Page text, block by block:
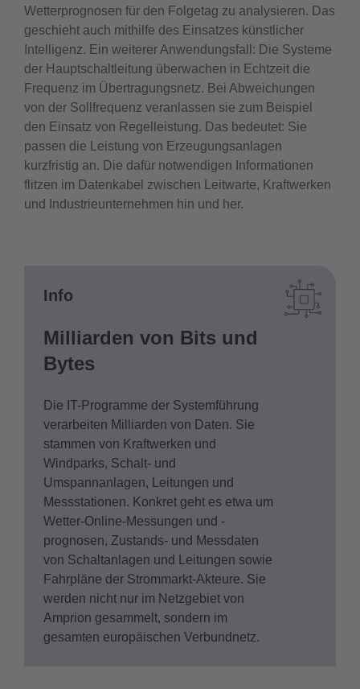
Wetterprognosen für den Folgetag zu analysieren. Das
geschieht auch mithilfe des Einsatzes künstlicher
Intelligenz. Ein weiterer Anwendungsfall: Die Systeme
der Hauptschaltleitung überwachen in Echtzeit die
Frequenz im Übertragungsnetz. Bei Abweichungen
von der Sollfrequenz veranlassen sie zum Beispiel
den Einsatz von Regelleistung. Das bedeutet: Sie
passen die Leistung von Erzeugungsanlagen
kurzfristig an. Die dafür notwendigen Informationen
flitzen im Datenkabel zwischen Leitwarte, Kraftwerken
und Industrieunternehmen hin und her.
Info
Milliarden von Bits und
Bytes
Die IT-Programme der Systemführung
verarbeiten Milliarden von Daten. Sie
stammen von Kraftwerken und
Windparks, Schalt- und
Umspannanlagen, Leitungen und
Messstationen. Konkret geht es etwa um
Wetter-Online-Messungen und -
prognosen, Zustands- und Messdaten
von Schaltanlagen und Leitungen sowie
Fahrpläne der Strommarkt-Akteure. Sie
werden nicht nur im Netzgebiet von
Amprion gesammelt, sondern im
gesamten europäischen Verbundnetz.